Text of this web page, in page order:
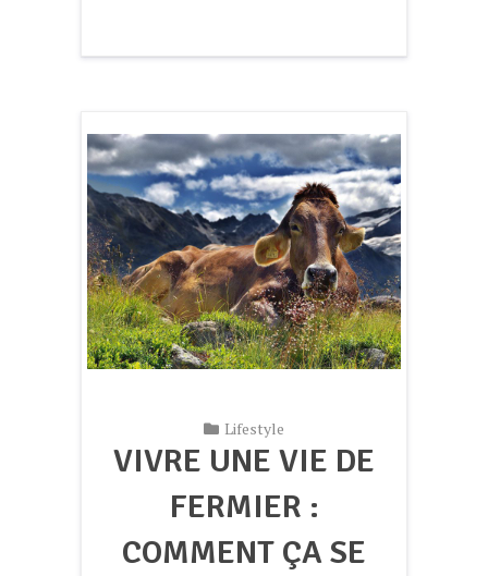
Lifestyle
VIVRE UNE VIE DE
FERMIER :
COMMENT ÇA SE